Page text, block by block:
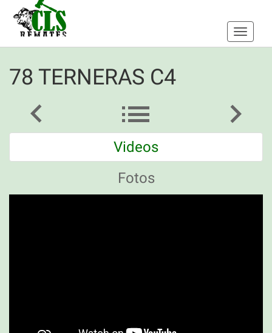
Toggle
78 TERNERAS C4
Videos
Fotos